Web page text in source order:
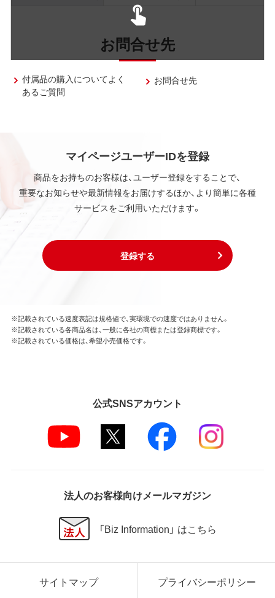
お問合せ先
付属品の購入についてよく
あるご質問
お問合せ先
マイページユーザーIDを登録
商品をお持ちのお客様は、ユーザー登録をすることで、
重要なお知らせや最新情報をお届けするほか、より簡単に各種
サービスをご利用いただけます。
登録する
※記載されている速度表記は規格値で、実環境での速度ではありません。
※記載されている各商品名は、一般に各社の商標または登録商標です。
※記載されている価格は、希望小売価格です。
公式SNSアカウント
法人のお客様向けメールマガジン
「Biz Information」 はこちら
サイトマップ プライバシーポリシー